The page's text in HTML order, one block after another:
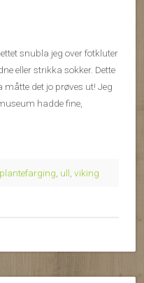
snubla jeg over fotkluter
eller strikka sokker. Dette
det jo prøves ut! Jeg
hadde fine,
plantefarging ull viking